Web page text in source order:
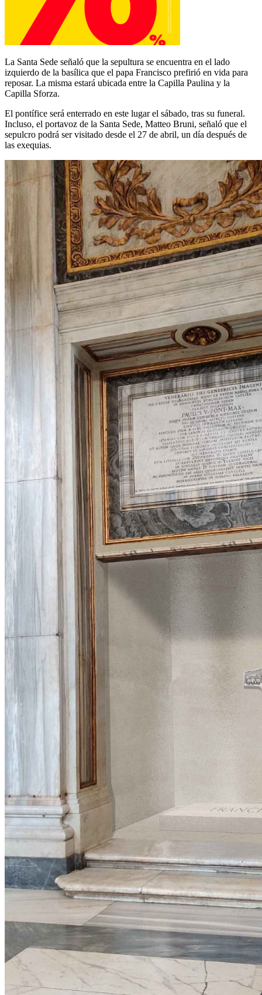
La Santa Sede señaló que la sepultura se encuentra en el lado
izquierdo de la basílica que el papa Francisco prefirió en vida para
reposar. La misma estará ubicada entre la Capilla Paulina y la
Capilla Sforza.
El pontífice será enterrado en este lugar el sábado, tras su funeral.
Incluso, el portavoz de la Santa Sede, Matteo Bruni, señaló que el
sepulcro podrá ser visitado desde el 27 de abril, un día después de
las exequias.